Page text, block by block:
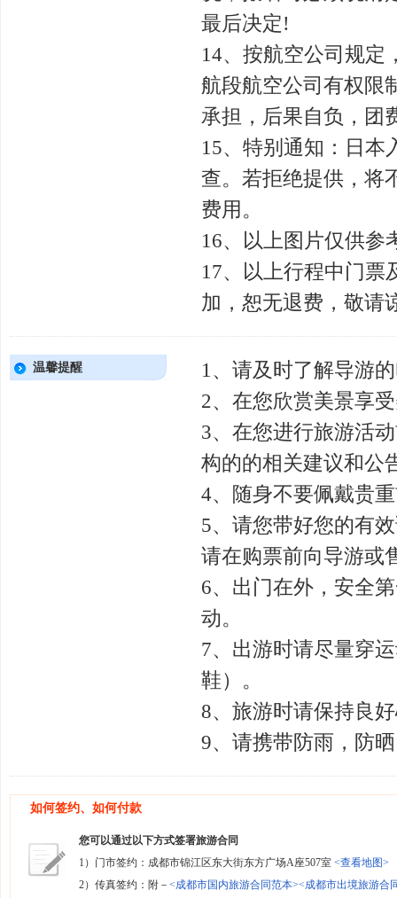
最后决定!
14、按航空公司规定
航段航空公司有权限
承担，后果自负，团
15、特别通知：日本
查。若拒绝提供，将
费用。
16、以上图片仅供参
17、以上行程中门票
加，恕无退费，敬请
温馨提醒
1、请及时了解导游
2、在您欣赏美景享
3、在您进行旅游活
构的的相关建议和公
4、随身不要佩戴贵
5、请您带好您的有
请在购票前向导游或
6、出门在外，安全
动。
7、出游时请尽量穿
鞋）。
8、旅游时请保持良
9、请携带防雨，防
如何签约、如何付款
您可以通过以下方式签署旅游合同
1）门市签约：成都市锦江区东大街东方广场A座507室 <查看地图>
2）传真签约：附－ <成都市国内旅游合同范本><成都市出境旅游合